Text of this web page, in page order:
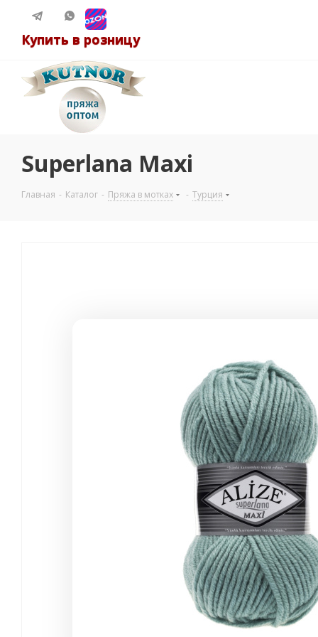
Купить в розницу
Superlana Maxi
Главная - Каталог - Пряжа в мотках - Турция